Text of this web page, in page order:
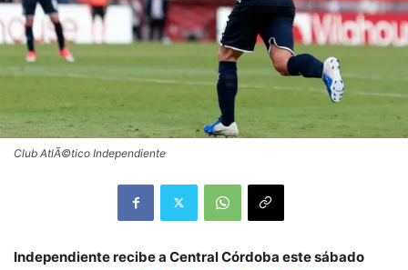
Club AtlÃ©tico Independiente
Independiente recibe a Central Córdoba este sábado